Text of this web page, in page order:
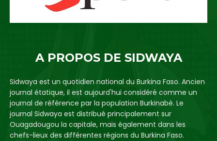
A PROPOS DE SIDWAYA
Sidwaya est un quotidien national du Burkina Faso. Ancien
journal étatique, il est aujourd'hui considéré comme un
journal de référence par la population Burkinabè. Le
journal Sidwaya est distribué principalement sur
Ouagadougou la capitale, mais également dans les
chefs-lieux des différentes régions du Burkina Faso.